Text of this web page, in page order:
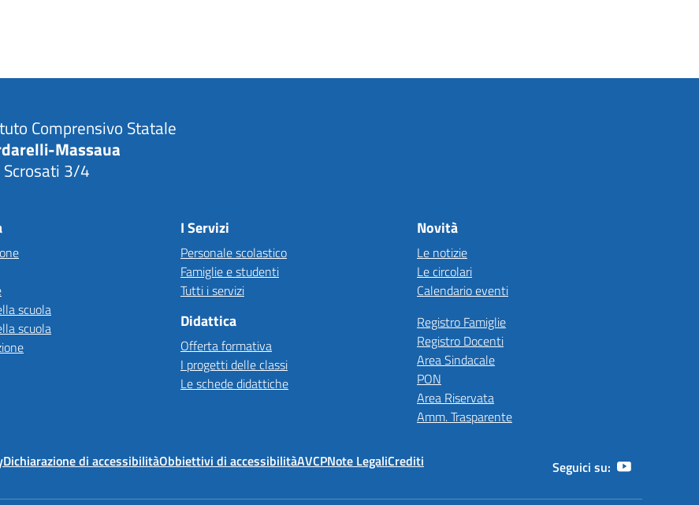
Comprensivo Statale
Massaua
Scrosati 3/4
scuola
scuola
I Servizi
Personale scolastico
Famiglie e studenti
Tutti i servizi
Didattica
Offerta formativa
I progetti delle classi
Le schede didattiche
Novità
Le notizie
Le circolari
Calendario eventi
Registro Famiglie
Registro Docenti
Area Sindacale
PON
Area Riservata
Amm. Trasparente
Dichiarazione di accessibilitàObbiettivi di accessibilitàAVCPNote LegaliCrediti Seguici su: